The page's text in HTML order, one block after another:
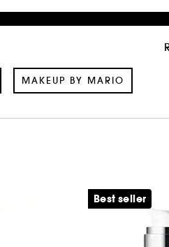
MAKEUP BY MARIO
Best seller